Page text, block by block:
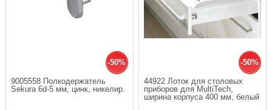
-50%
9005558 Полкодержатель
Sekura 6d-5 мм, цинк, никелир.
-50%
44922 Лоток для столовых
приборов для MultiTech,
ширина корпуса 400 мм, белый